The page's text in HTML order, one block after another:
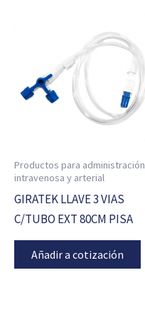
Productos para administración
intravenosa y arterial
GIRATEK LLAVE 3 VIAS
C/TUBO EXT 80CM PISA
Añadir a cotización